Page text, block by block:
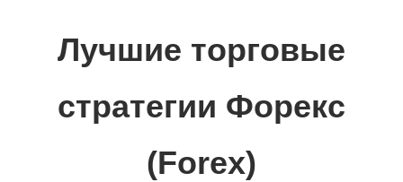
Лучшие торговые
стратегии Форекс
(Forex)